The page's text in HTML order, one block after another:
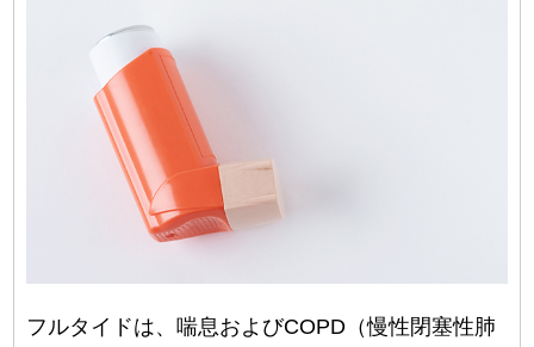
フルタイドは、喘息およびCOPD（慢性閉塞性肺